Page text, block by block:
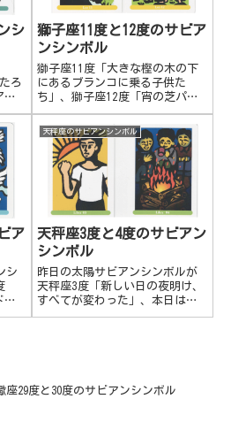
こ
り
る
やかさの両方を持っている頑張
り屋さんかもしれません。牡羊
座24度 「風が吹き豊饒の角コ
ーヌコピアのかたちになる開い
ている窓」 豊かさがやってく
る通路（窓）が開いているの
で、自分が意図したり望んでい
シ
ろ
ン
げ
向
獅子座11度と12度のサビア
ンシンボル
獅子座11度「大きな樫の木の下
にあるブランコに乗る子供た
ち」、獅子座12度「宵の芝パー
ティー」についてです。獅子
座 第3グループ 11度～15度人
との関係の中で高揚をつくり出
し、いかに自分を印象づけるか
獅子座11度 大きな樫の木の下
にあるブ...
ア
シ
ホ
よ
だ
天秤座のサビアンシンボル
天秤座3度と4度のサビアン
シンボル
昨日の太陽サビアンシンボルが
天秤座3度「新しい日の夜明け、
すべてが変わった」、本日は天
秤座4度「キャンプファイヤーを
起こり始める...
座29度と30度のサビアンシンボル